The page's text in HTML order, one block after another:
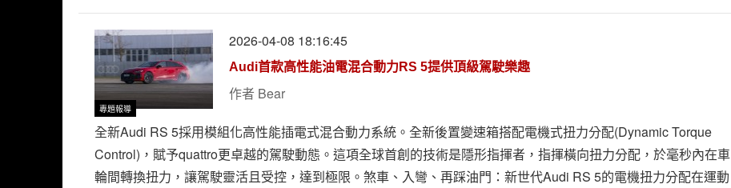
專題報導
2026-04-08 18:16:45
Audi首款高性能油電混合動力RS 5提供頂級駕駛樂趣
作者 Bear
全新Audi RS 5採用模組化高性能插電式混合動力系統。全新後置變速箱搭配電機式扭力分配(Dynamic Torque
Control)，賦予quattro更卓越的駕駛動態。這項全球首創的技術是隱形指揮者，指揮橫向扭力分配，於毫秒內在車
輪間轉換扭力，讓駕駛靈活且受控，達到極限。煞車、入彎、再踩油門：新世代Audi RS 5的電機扭力分配在運動